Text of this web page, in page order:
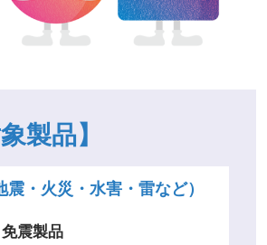
製品】
・火災・水害・雷など）
免震製品